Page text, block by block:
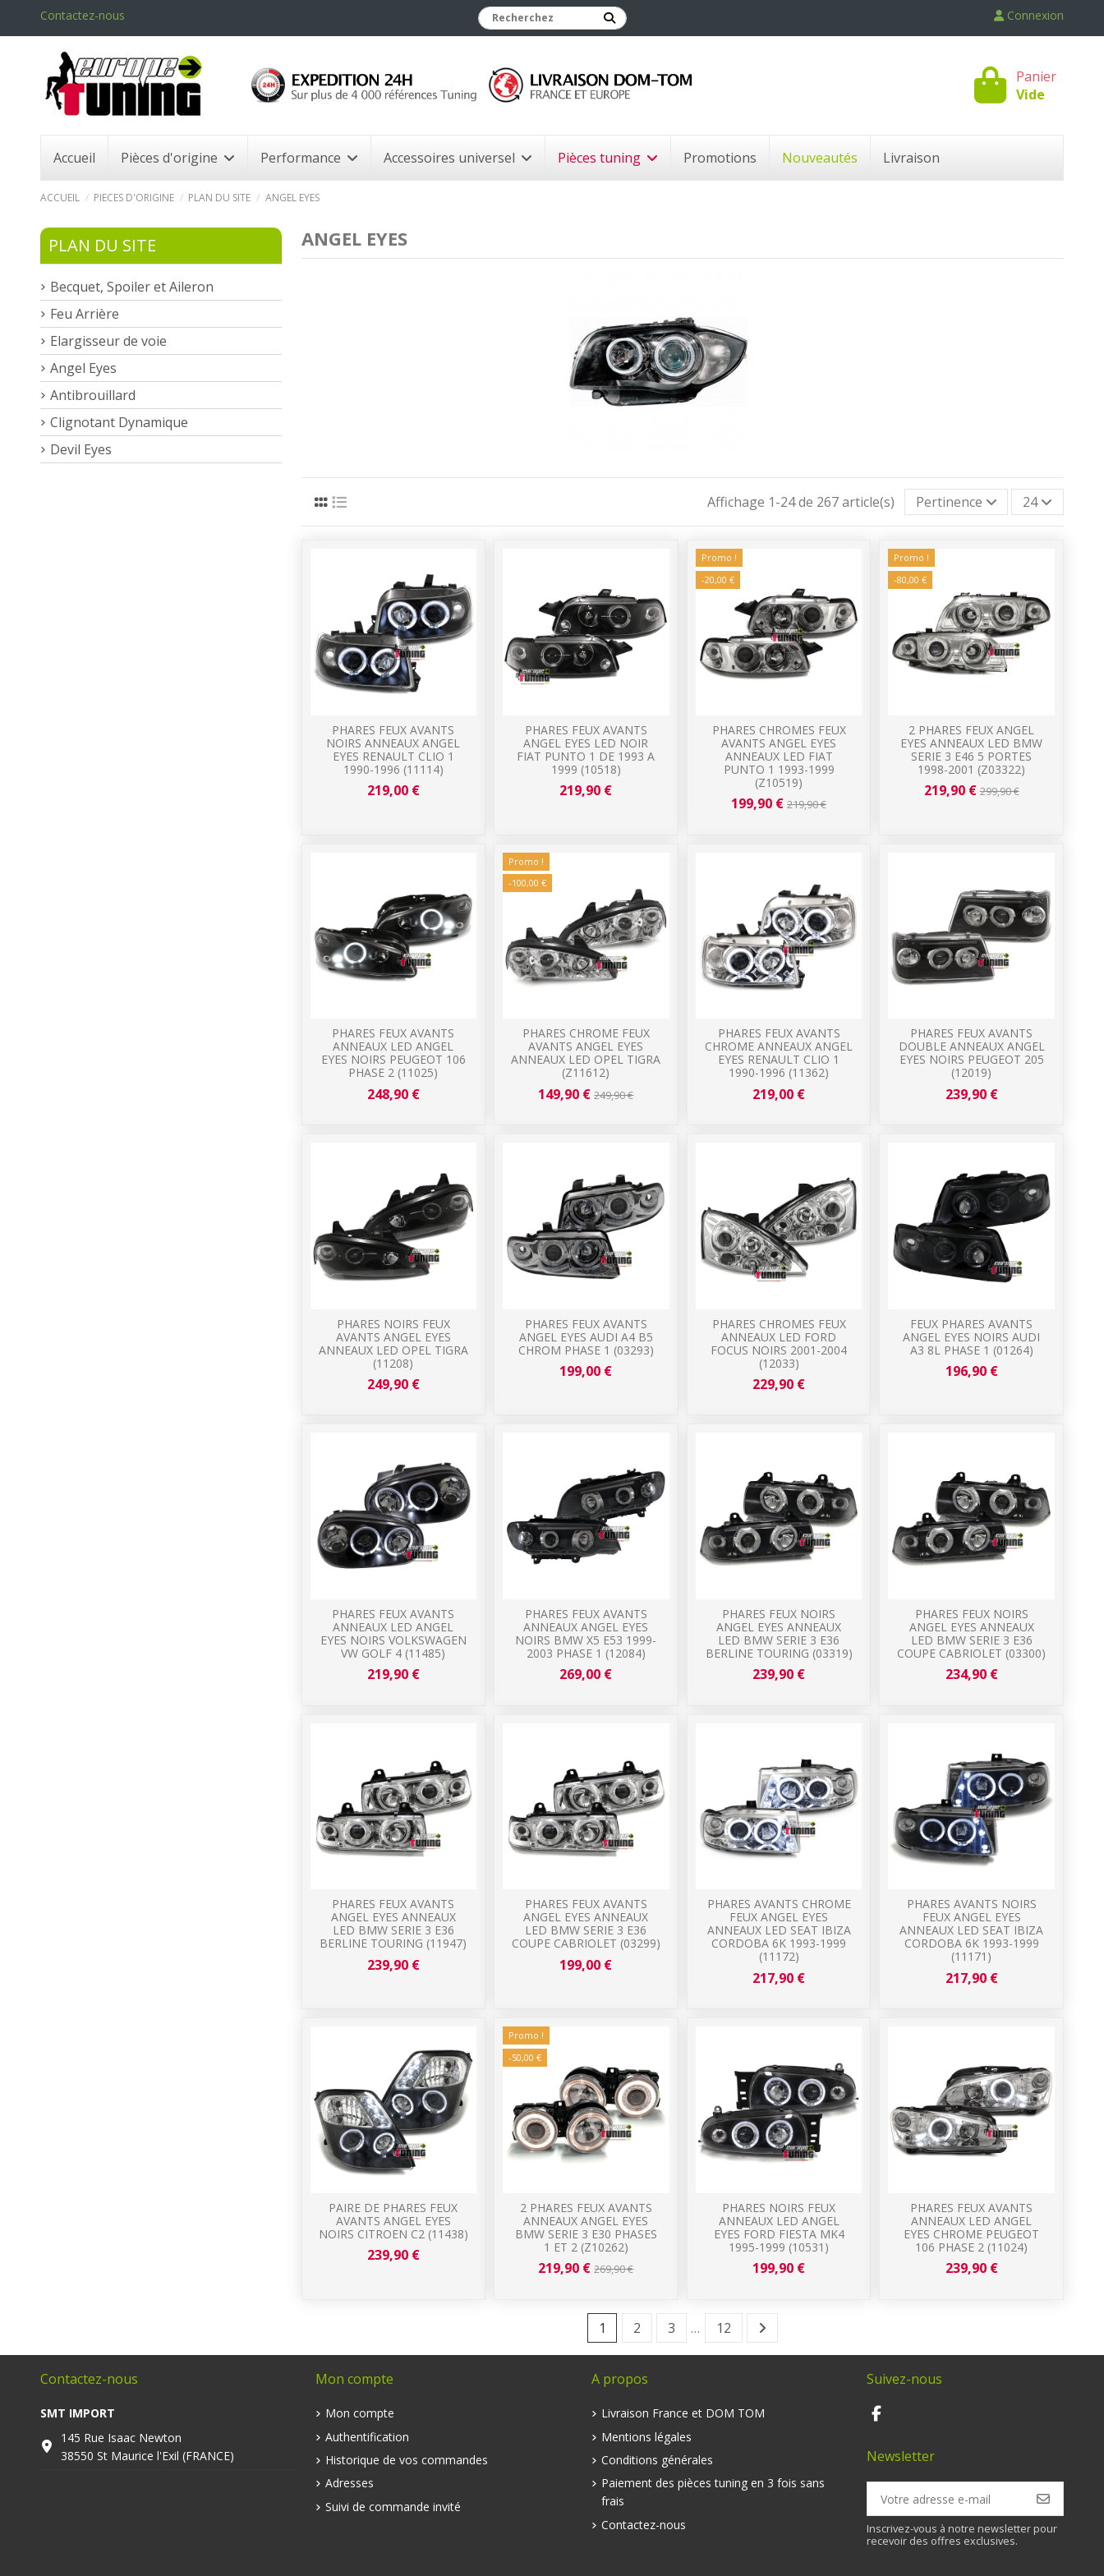
Contactez-nous Connexion
Panier
Vide
Accueil Pièces d'origine Performance Accessoires universel Pièces tuning Promotions Nouveautés Livraison
ACCUEIL PIECES D'ORIGINE PLAN DU SITE ANGEL EYES
ANGEL EYES
Affichage 1-24 de 267 article(s) Pertinence 24
PHARES FEUX AVANTS
NOIRS ANNEAUX ANGEL
EYES RENAULT CLIO 1
1990-1996 (11114)
219,00 €
PHARES FEUX AVANTS
ANGEL EYES LED NOIR
FIAT PUNTO 1 DE 1993 A
1999 (10518)
219,90 €
Promo !
-20,00 €
PHARES CHROMES FEUX
AVANTS ANGEL EYES
ANNEAUX LED FIAT
PUNTO 1 1993-1999
(Z10519)
199,90 €219,90 €
Promo !
-80,00 €
2 PHARES FEUX ANGEL
EYES ANNEAUX LED BMW
SERIE 3 E46 5 PORTES
1998-2001 (Z03322)
219,90 €299,90 €
PHARES FEUX AVANTS
ANNEAUX LED ANGEL
EYES NOIRS PEUGEOT 106
PHASE 2 (11025)
248,90 €
Promo !
-100,00 €
PHARES CHROME FEUX
AVANTS ANGEL EYES
ANNEAUX LED OPEL TIGRA
(Z11612)
149,90 €249,90 €
PHARES FEUX AVANTS
CHROME ANNEAUX ANGEL
EYES RENAULT CLIO 1
1990-1996 (11362)
219,00 €
PHARES FEUX AVANTS
DOUBLE ANNEAUX ANGEL
EYES NOIRS PEUGEOT 205
(12019)
239,90 €
PHARES NOIRS FEUX
AVANTS ANGEL EYES
ANNEAUX LED OPEL TIGRA
(11208)
249,90 €
PHARES FEUX AVANTS
ANGEL EYES AUDI A4 B5
CHROM PHASE 1 (03293)
199,00 €
PHARES CHROMES FEUX
ANNEAUX LED FORD
FOCUS NOIRS 2001-2004
(12033)
229,90 €
FEUX PHARES AVANTS
ANGEL EYES NOIRS AUDI
A3 8L PHASE 1 (01264)
196,90 €
PHARES FEUX AVANTS
ANNEAUX LED ANGEL
EYES NOIRS VOLKSWAGEN
VW GOLF 4 (11485)
219,90 €
PHARES FEUX AVANTS
ANNEAUX ANGEL EYES
NOIRS BMW X5 E53 1999-
2003 PHASE 1 (12084)
269,00 €
PHARES FEUX NOIRS
ANGEL EYES ANNEAUX
LED BMW SERIE 3 E36
BERLINE TOURING (03319)
239,90 €
PHARES FEUX NOIRS
ANGEL EYES ANNEAUX
LED BMW SERIE 3 E36
COUPE CABRIOLET (03300)
234,90 €
PHARES FEUX AVANTS
ANGEL EYES ANNEAUX
LED BMW SERIE 3 E36
BERLINE TOURING (11947)
239,90 €
PHARES FEUX AVANTS
ANGEL EYES ANNEAUX
LED BMW SERIE 3 E36
COUPE CABRIOLET (03299)
199,00 €
PHARES AVANTS CHROME
FEUX ANGEL EYES
ANNEAUX LED SEAT IBIZA
CORDOBA 6K 1993-1999
(11172)
217,90 €
PHARES AVANTS NOIRS
FEUX ANGEL EYES
ANNEAUX LED SEAT IBIZA
CORDOBA 6K 1993-1999
(11171)
217,90 €
PAIRE DE PHARES FEUX
AVANTS ANGEL EYES
NOIRS CITROEN C2 (11438)
239,90 €
Promo !
-50,00 €
2 PHARES FEUX AVANTS
ANNEAUX ANGEL EYES
BMW SERIE 3 E30 PHASES
1 ET 2 (Z10262)
219,90 €269,90 €
PHARES NOIRS FEUX
ANNEAUX LED ANGEL
EYES FORD FIESTA MK4
1995-1999 (10531)
199,90 €
PHARES FEUX AVANTS
ANNEAUX LED ANGEL
EYES CHROME PEUGEOT
106 PHASE 2 (11024)
239,90 €
1 2 3 … 12
PLAN DU SITE
Becquet, Spoiler et Aileron
Feu Arrière
Elargisseur de voie
Angel Eyes
Antibrouillard
Clignotant Dynamique
Devil Eyes
Contactez-nous
SMT IMPORT
145 Rue Isaac Newton
38550 St Maurice l'Exil (FRANCE)
Mon compte
Mon compte
Authentification
Historique de vos commandes
Adresses
Suivi de commande invité
A propos
Livraison France et DOM TOM
Mentions légales
Conditions générales
Paiement des pièces tuning en 3 fois sans
frais
Contactez-nous
Suivez-nous
Newsletter
Inscrivez-vous à notre newsletter pour
recevoir des offres exclusives.